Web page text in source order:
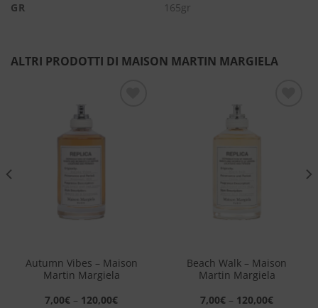
GR 165gr
ALTRI PRODOTTI DI MAISON MARTIN MARGIELA
Autumn Vibes – Maison
Martin Margiela
7,00€ – 120,00€
Beach Walk – Maison
Martin Margiela
7,00€ – 120,00€